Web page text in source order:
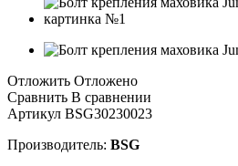
Отложить Отложено
Сравнить В сравнении
Артикул BSG30230023
Производитель: BSG